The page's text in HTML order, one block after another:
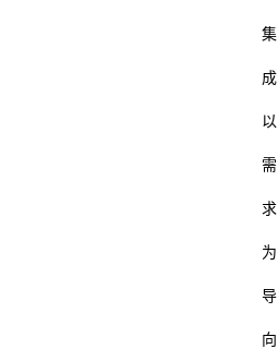
集
成
以
需
求
为
导
向